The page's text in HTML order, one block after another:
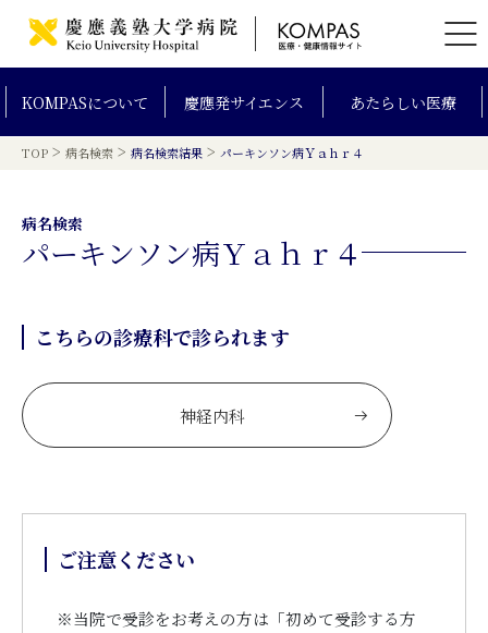
KOMPASについて 慶應発サイエンス あたらしい医療
TOP > 病名検索 > 病名検索結果 > パーキンソン病Ｙａｈｒ４
病名検索
パーキンソン病Ｙａｈｒ４
こちらの診療科で診られます
神経内科
ご注意ください
※当院で受診をお考えの方は「初めて受診する方